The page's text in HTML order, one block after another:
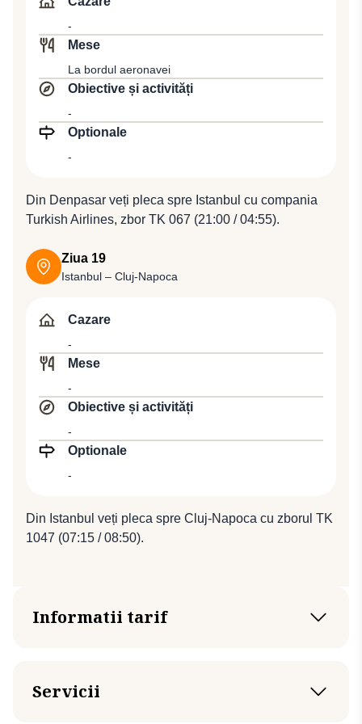
Meru, axa spirituală a Universului. Ultima vizită o veți
face la situl Kertagosa situat în mijlocul unui iaz, un
complex precolonial unde se judecau în trecut
fărădelegile. Dejun la un restaurant local. Seara veţi fi
transferaţi la aeroportul din Denpasar.
-
Mese
La bordul aeronavei
Obiective și activități
-
Optionale
-
Din Denpasar veți pleca spre Istanbul cu compania
Turkish Airlines, zbor TK 067 (21:00 / 04:55).
Ziua 19
Istanbul – Cluj-Napoca
Cazare
-
Mese
-
Obiective și activități
-
Optionale
-
Din Istanbul veți pleca spre Cluj-Napoca cu zborul TK
1047 (07:15 / 08:50).
Informatii tarif
Tariful poate varia în funcţie de numărul de
Servicii